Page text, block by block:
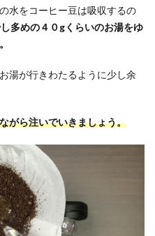
水をコーヒー豆は吸収するの
多めの４０gくらいのお湯をゆ
湯が行きわたるように少し余
がら注いでいきましょう。